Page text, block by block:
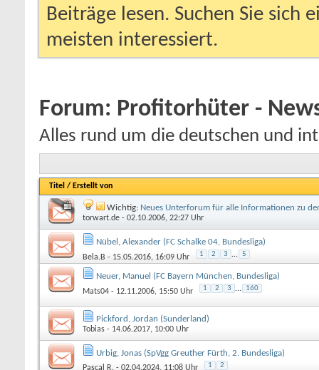
Beiträge lesen. Suchen Sie sich
meisten interessiert.
Forum: Profitorhüter -
Alles rund um die deutschen und
Titel / Erstellt von
Wichtig: Neues Unterforum für alle Informationen zu
torwart.de - 02.10.2006, 22:27 Uhr
Nübel, Alexander (FC Schalke 04, Bundesliga)
Bela.B - 15.05.2016, 16:09 Uhr 1 2 3 ... 5
Neuer, Manuel (FC Bayern München, Bundesliga)
Mats04 - 12.11.2006, 15:50 Uhr 1 2 3 ... 160
Pickford, Jordan (Sunderland)
Tobias - 14.06.2017, 10:00 Uhr
Urbig, Jonas (SpVgg Greuther Fürth, 2. Bundesliga)
Pascal R. - 02.04.2024, 11:08 Uhr 1 2